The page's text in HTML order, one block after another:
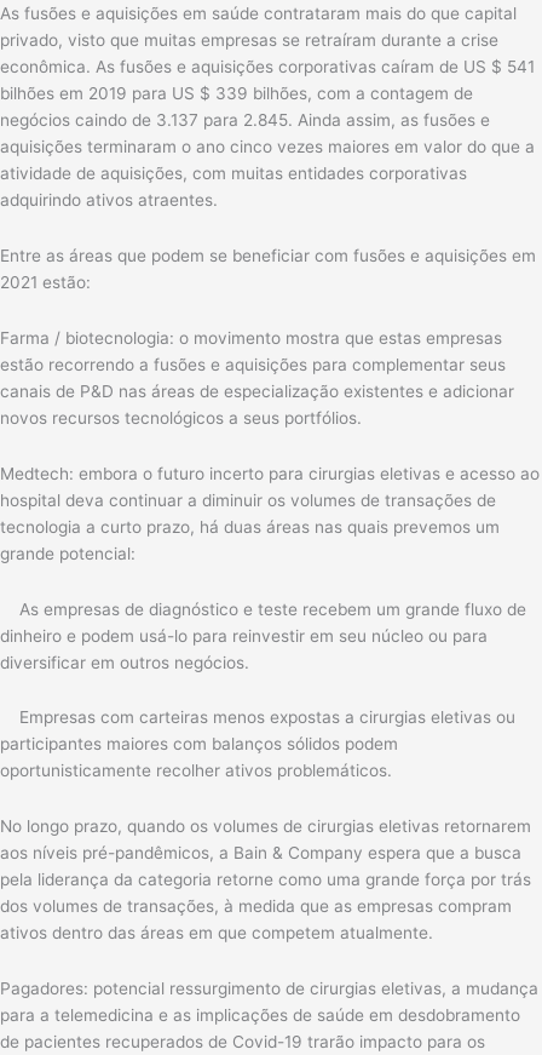
As fusões e aquisições em saúde contrataram mais do que capital
privado, visto que muitas empresas se retraíram durante a crise
econômica. As fusões e aquisições corporativas caíram de US $ 541
bilhões em 2019 para US $ 339 bilhões, com a contagem de
negócios caindo de 3.137 para 2.845. Ainda assim, as fusões e
aquisições terminaram o ano cinco vezes maiores em valor do que a
atividade de aquisições, com muitas entidades corporativas
adquirindo ativos atraentes.
Entre as áreas que podem se beneficiar com fusões e aquisições em
2021 estão:
Farma / biotecnologia: o movimento mostra que estas empresas
estão recorrendo a fusões e aquisições para complementar seus
canais de P&D nas áreas de especialização existentes e adicionar
novos recursos tecnológicos a seus portfólios.
Medtech: embora o futuro incerto para cirurgias eletivas e acesso ao
hospital deva continuar a diminuir os volumes de transações de
tecnologia a curto prazo, há duas áreas nas quais prevemos um
grande potencial:
As empresas de diagnóstico e teste recebem um grande fluxo de
dinheiro e podem usá-lo para reinvestir em seu núcleo ou para
diversificar em outros negócios.
Empresas com carteiras menos expostas a cirurgias eletivas ou
participantes maiores com balanços sólidos podem
oportunisticamente recolher ativos problemáticos.
No longo prazo, quando os volumes de cirurgias eletivas retornarem
aos níveis pré-pandêmicos, a Bain & Company espera que a busca
pela liderança da categoria retorne como uma grande força por trás
dos volumes de transações, à medida que as empresas compram
ativos dentro das áreas em que competem atualmente.
Pagadores: potencial ressurgimento de cirurgias eletivas, a mudança
para a telemedicina e as implicações de saúde em desdobramento
de pacientes recuperados de Covid-19 trarão impacto para os